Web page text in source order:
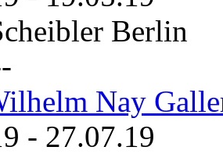
Berlin
Nay
- 27.07.19